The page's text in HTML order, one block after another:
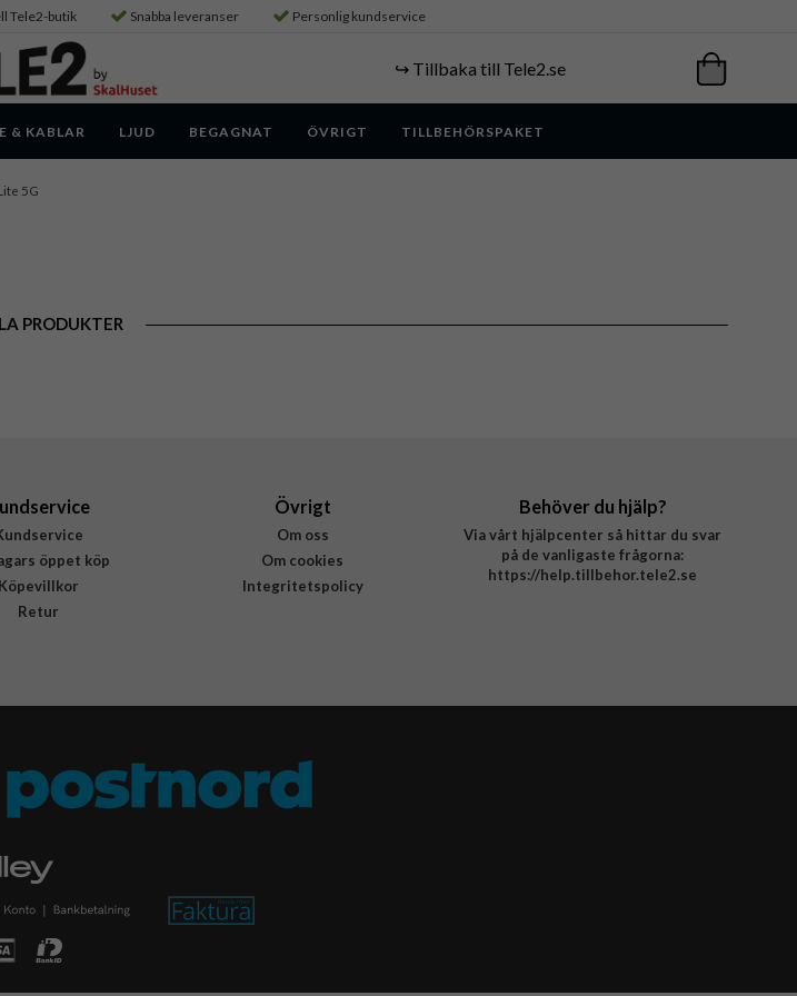
Tele2-butik Snabba leveranser Personlig kundservice
↪️ Tillbaka till Tele2.se
& KABLAR LJUD BEGAGNAT ÖVRIGT TILLBEHÖRSPAKET
5G
PRODUKTER
öppet köp
Köpevillkor
Retur
Övrigt
Om oss
Om cookies
Integritetspolicy
Behöver du hjälp?
Via vårt hjälpcenter så hittar du svar
på de vanligaste frågorna:
https://help.tillbehor.tele2.se